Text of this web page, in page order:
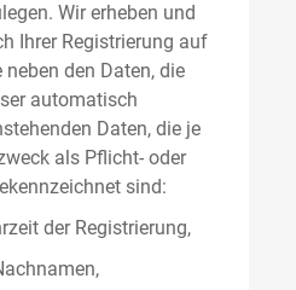
Wir erheben und
Ihrer Registrierung auf
den Daten, die
automatisch
Daten, die je
als Pflicht- oder
sind:
der Registrierung,